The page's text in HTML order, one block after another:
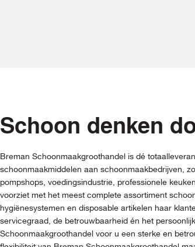
Schoon denken
Breman Schoonmaakgroothandel is dé
schoonmaakmiddelen aan schoonmaakbedrijven,
pompshops, voedingsindustrie, professionele
voorziet met het meest complete assortiment
hygiënesystemen en disposable artikelen haar
servicegraad, de betrouwbaarheid én het
Schoonmaakgroothandel voor u een sterke en